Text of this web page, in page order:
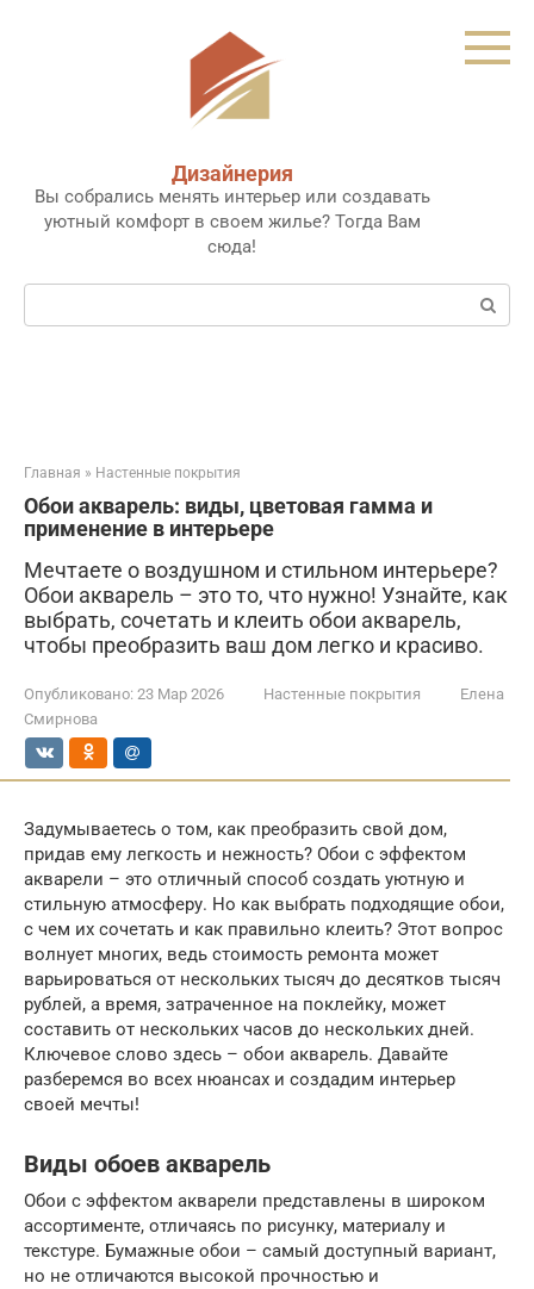
Дизайнерия
Вы собрались менять интерьер или создавать
уютный комфорт в своем жилье? Тогда Вам
сюда!
Поиск:
Главная » Настенные покрытия
Обои акварель: виды, цветовая гамма и
применение в интерьере
Мечтаете о воздушном и стильном интерьере?
Обои акварель – это то, что нужно! Узнайте, как
выбрать, сочетать и клеить обои акварель,
чтобы преобразить ваш дом легко и красиво.
Опубликовано: 23 Мар 2026 Настенные покрытия
Елена
Смирнова
Задумываетесь о том, как преобразить свой дом,
придав ему легкость и нежность? Обои с эффектом
акварели – это отличный способ создать уютную и
стильную атмосферу. Но как выбрать подходящие обои,
с чем их сочетать и как правильно клеить? Этот вопрос
волнует многих, ведь стоимость ремонта может
варьироваться от нескольких тысяч до десятков тысяч
рублей, а время, затраченное на поклейку, может
составить от нескольких часов до нескольких дней.
Ключевое слово здесь – обои акварель. Давайте
разберемся во всех нюансах и создадим интерьер
своей мечты!
Виды обоев акварель
Обои с эффектом акварели представлены в широком
ассортименте, отличаясь по рисунку, материалу и
текстуре. Бумажные обои – самый доступный вариант,
но не отличаются высокой прочностью и